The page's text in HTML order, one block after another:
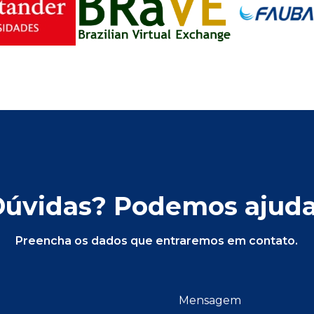
Podemos
Preencha os dados que entraremos em contato.
Mensagem